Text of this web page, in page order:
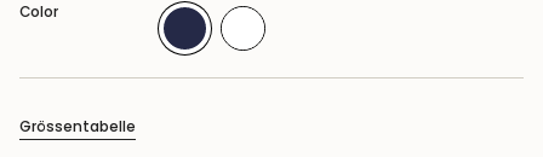
Color
Grössentabelle